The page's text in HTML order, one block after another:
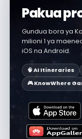
Pakua
Gundua bora ya
milioni 1 ya
iOS na Android.
🧠 AI Itineraries
🎮 KnowWhere